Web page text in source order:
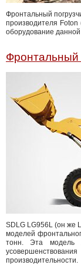
Фронтальный
производителя
оборудование
Фронтальный
SDLG LG956L (он же
моделей
тонн. Эта модель
производительности.